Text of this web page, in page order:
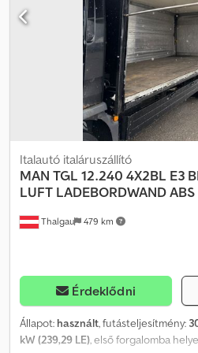
fizetési feltételeink érvényesek.
Thalgau 479 km
Italautó italáruszállító
MAN TGL 12.240 4X2BL E3
LUFT LADEBORDWAND ABS
Érdeklődni
Állapot: használt, futásteljesítmény:
kW (239,29 LE), első forgalomba